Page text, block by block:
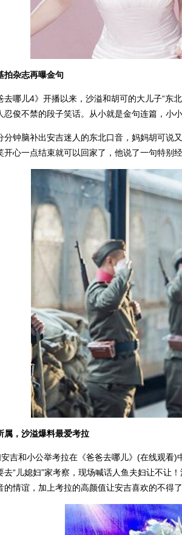
拍杂志再曝金句
去哪儿4》开播以来，沙溢和胡可的大儿子“东
忍俊不禁的段子笑话。从小就是金句连篇，小
分钟脑补出安吉迷人的东北口音，妈妈胡可说
开心一点结束就可以回家了，他说了一句特别
属，沙溢爆料最爱考拉
吉和小公举考拉在《爸爸去哪儿》(在线观看
去“儿媳妇”家考察，现场喊话人鱼夫妇让不让
的情谊，加上考拉的高颜值让安吉喜欢的不得了